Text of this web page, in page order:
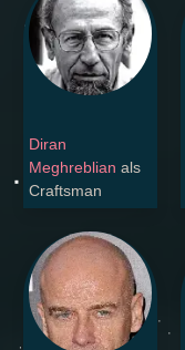
Diran
Meghreblian als
Craftsman